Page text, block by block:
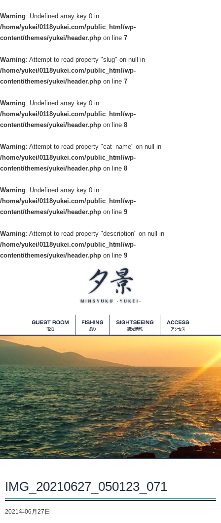
Warning: Undefined array key 0 in
/home/yukei/0118yukei.com/public_html/wp-
content/themes/yukei/header.php on line 7
Warning: Attempt to read property "slug" on null in
/home/yukei/0118yukei.com/public_html/wp-
content/themes/yukei/header.php on line 7
Warning: Undefined array key 0 in
/home/yukei/0118yukei.com/public_html/wp-
content/themes/yukei/header.php on line 8
Warning: Attempt to read property "cat_name" on null in
/home/yukei/0118yukei.com/public_html/wp-
content/themes/yukei/header.php on line 8
Warning: Undefined array key 0 in
/home/yukei/0118yukei.com/public_html/wp-
content/themes/yukei/header.php on line 9
Warning: Attempt to read property "description" on null in
/home/yukei/0118yukei.com/public_html/wp-
content/themes/yukei/header.php on line 9
IMG_20210627_050123_071
2021年06月27日